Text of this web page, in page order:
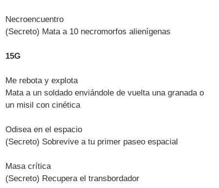
Necroencuentro
(Secreto) Mata a 10 necromorfos alienígenas
15G
Me rebota y explota
Mata a un soldado enviándole de vuelta una granada o
un misil con cinética
Odisea en el espacio
(Secreto) Sobrevive a tu primer paseo espacial
Masa crítica
(Secreto) Recupera el transbordador